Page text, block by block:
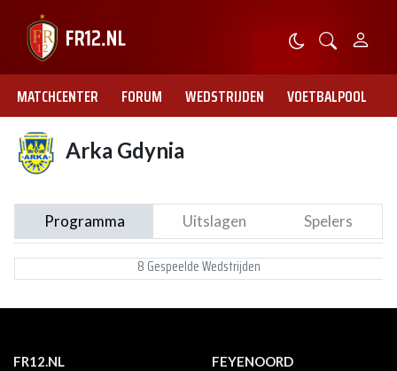
MATCHCENTER FORUM WEDSTRIJDEN VOETBALPOOL
Arka Gdynia
Programma Uitslagen Spelers
8 Gespeelde Wedstrijden
FR12.NL
FEYENOORD